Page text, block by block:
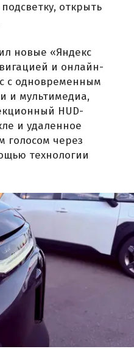
открыть
новые «Яндекс
и онлайн-
с одновременным
и мультимедиа,
HUD-
и удаленное
голосом через
технологии